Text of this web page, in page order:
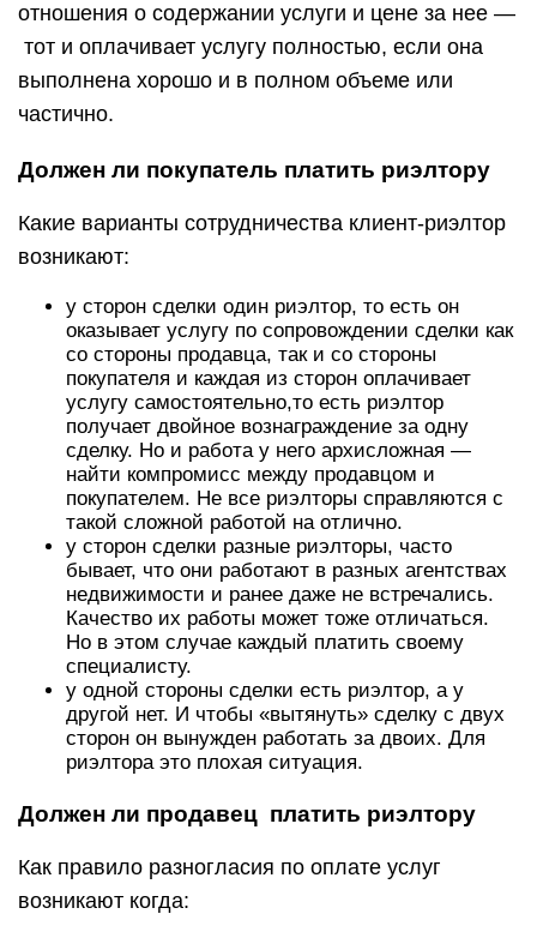
отношения о содержании услуги и цене за нее —
тот и оплачивает услугу полностью, если она
выполнена хорошо и в полном объеме или
частично.
Должен ли покупатель платить риэлтору
Какие варианты сотрудничества клиент-риэлтор
возникают:
у сторон сделки один риэлтор, то есть он
оказывает услугу по сопровождении сделки как
со стороны продавца, так и со стороны
покупателя и каждая из сторон оплачивает
услугу самостоятельно,то есть риэлтор
получает двойное вознаграждение за одну
сделку. Но и работа у него архисложная —
найти компромисс между продавцом и
покупателем. Не все риэлторы справляются с
такой сложной работой на отлично.
у сторон сделки разные риэлторы, часто
бывает, что они работают в разных агентствах
недвижимости и ранее даже не встречались.
Качество их работы может тоже отличаться.
Но в этом случае каждый платить своему
специалисту.
у одной стороны сделки есть риэлтор, а у
другой нет. И чтобы «вытянуть» сделку с двух
сторон он вынужден работать за двоих. Для
риэлтора это плохая ситуация.
Должен ли продавец платить риэлтору
Как правило разногласия по оплате услуг
возникают когда: